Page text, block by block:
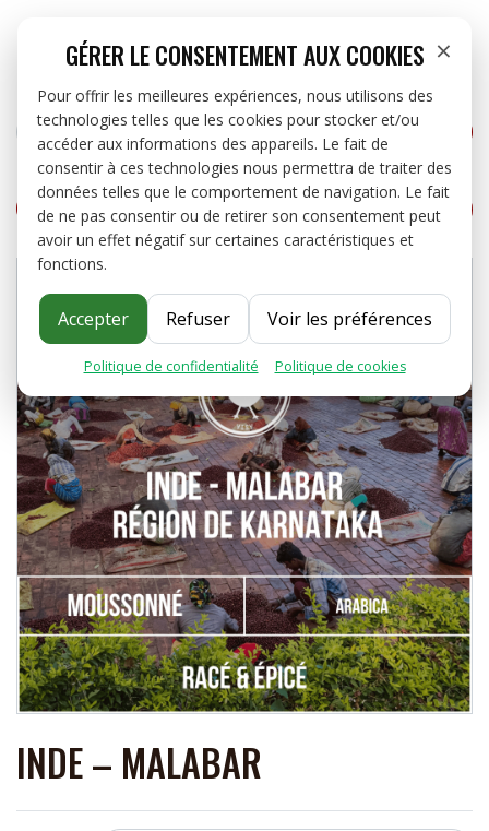
×
GÉRER LE CONSENTEMENT AUX COOKIES
Pour offrir les meilleures expériences, nous utilisons des
technologies telles que les cookies pour stocker et/ou
accéder aux informations des appareils. Le fait de
consentir à ces technologies nous permettra de traiter des
données telles que le comportement de navigation. Le fait
de ne pas consentir ou de retirer son consentement peut
avoir un effet négatif sur certaines caractéristiques et
fonctions.
Accepter Refuser Voir les préférences
Politique de confidentialité Politique de cookies
RECHERCHER
 PARTAGER
PARTAGER
TWEET
INDE – MALABAR
  close
CAFÉS
THÉS ET INFUSIONS
OFFRES PRO
À PROPOS
BLOG
CONTACT